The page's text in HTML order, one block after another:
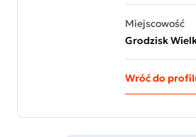
Miejscowość
Grodzisk
Wróć do